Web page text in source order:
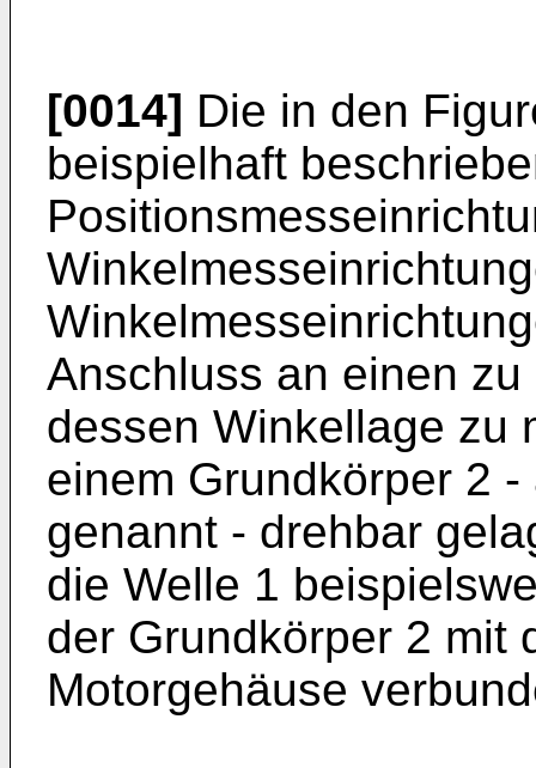
[0014] Die in den
beispielhaft
Anschluss an einen
dessen Winkellage zu
einem Grundkörper 2
genannt - drehbar
die Welle 1
der Grundkörper 2 mit
Motorgehäuse